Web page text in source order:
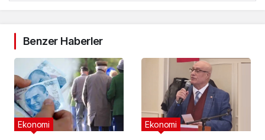
Benzer Haberler
Ekonomi Ekonomi